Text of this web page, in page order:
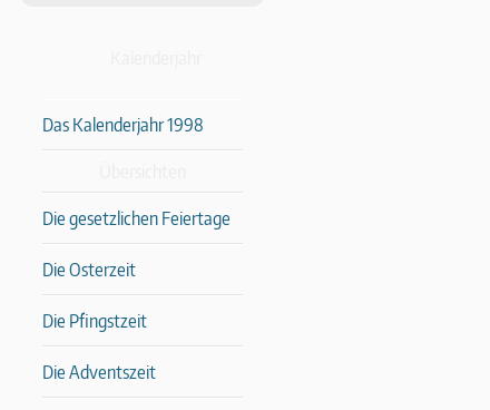
Das Kalenderjahr 1998
Die gesetzlichen Feiertage
Die Osterzeit
Die Pfingstzeit
Die Adventszeit